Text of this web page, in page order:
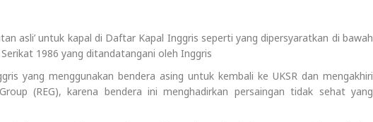
asli’ untuk kapal di Daftar Kapal Inggris seperti yang dipersyaratkan di bawah
1986 yang ditandatangani oleh Inggris
yang menggunakan bendera asing untuk kembali ke UKSR dan mengakhiri
(REG), karena bendera ini menghadirkan persaingan tidak sehat yang